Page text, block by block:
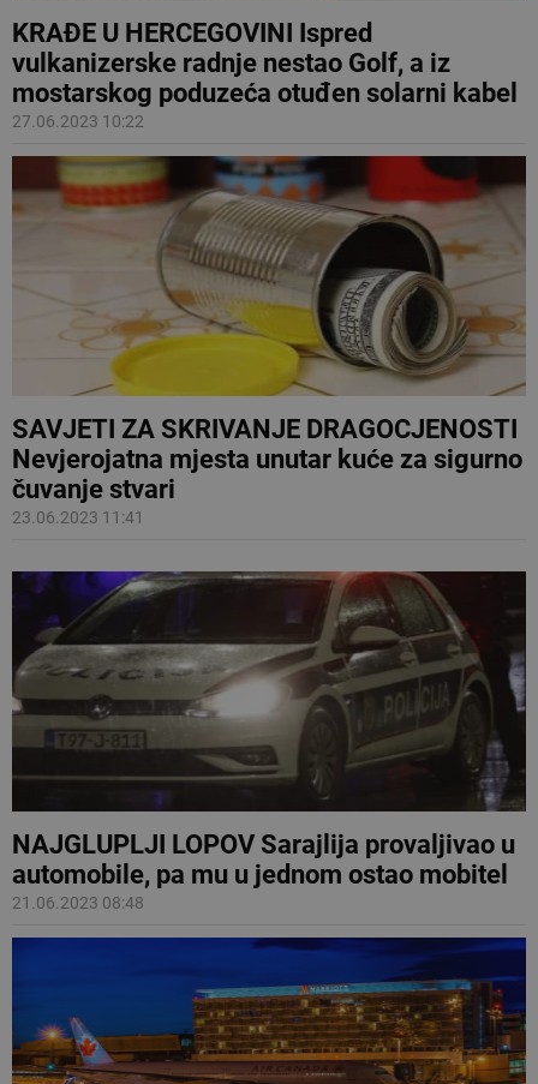
KRAĐE U HERCEGOVINI Ispred
vulkanizerske radnje nestao Golf, a iz
mostarskog poduzeća otuđen solarni kabel
27.06.2023 10:22
SAVJETI ZA SKRIVANJE DRAGOCJENOSTI
Nevjerojatna mjesta unutar kuće za sigurno
čuvanje stvari
23.06.2023 11:41
NAJGLUPLJI LOPOV Sarajlija provaljivao u
automobile, pa mu u jednom ostao mobitel
21.06.2023 08:48